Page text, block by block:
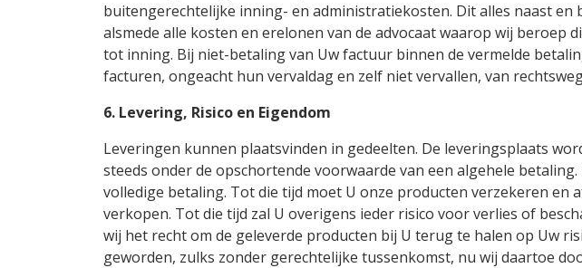
buitengerechtelijke inning- en administratiekosten. Dit alles naast
alsmede alle kosten en erelonen van de advocaat waarop wij
tot inning. Bij niet-betaling van Uw factuur binnen de vermelde
facturen, ongeacht hun vervaldag en zelf niet vervallen, van
6. Levering, Risico en Eigendom
Leveringen kunnen plaatsvinden in gedeelten. De leveringsplaats
steeds onder de opschortende voorwaarde van een algehele
volledige betaling. Tot die tijd moet U onze producten verzekeren
verkopen. Tot die tijd zal U overigens ieder risico voor verlies of
wij het recht om de geleverde producten bij U terug te halen op Uw
geworden, zulks zonder gerechtelijke tussenkomst, nu wij daartoe